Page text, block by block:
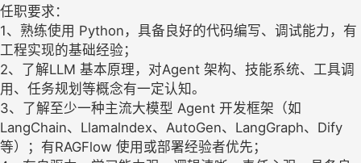
任职要求：
1、熟练使用 Python，具备良好的代码编写、调试能力，有
工程实现的基础经验；
2、了解LLM 基本原理，对Agent 架构、技能系统、工具调
用、任务规划等概念有一定认知。
3、了解至少一种主流大模型 Agent 开发框架（如
LangChain、Llamalndex、AutoGen、LangGraph、Dify
等）；有RAGFlow 使用或部署经验者优先；